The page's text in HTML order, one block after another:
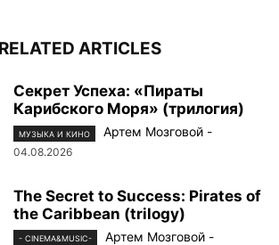
RELATED ARTICLES
Секрет Успеха: «Пираты
Карибского Моря» (трилогия)
МУЗЫКА И КИНО Артем Мозговой -
04.08.2026
The Secret to Success: Pirates of
the Caribbean (trilogy)
- CINEMA&MUSIC- Артем Мозговой -